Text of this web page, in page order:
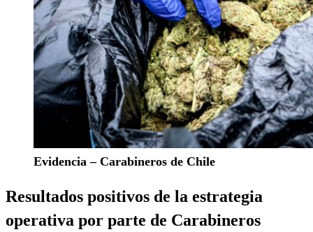
Evidencia – Carabineros de Chile
Resultados positivos de la estrategia
operativa por parte de Carabineros